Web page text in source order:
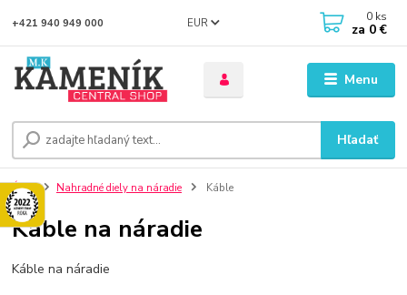
Menu
EUR
Hľadať
+421 940 949 000 0 ks
za 0 €
Úvod Nahradné diely na náradie Káble
Káble na náradie
Káble na náradie